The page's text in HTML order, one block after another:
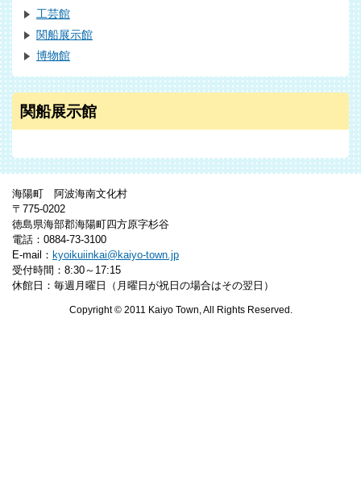
工芸館
関船展示館
博物館
関船展示館
海陽町 阿波海南文化村
〒775-0202
徳島県海部郡海陽町四方原字杉谷
電話：0884-73-3100
E-mail： kyoikuiinkai@kaiyo-town.jp
受付時間：8:30～17:15
休館日：毎週月曜日（月曜日が祝日の場合はその翌日）
Copyright © 2011 Kaiyo Town, All Rights Reserved.